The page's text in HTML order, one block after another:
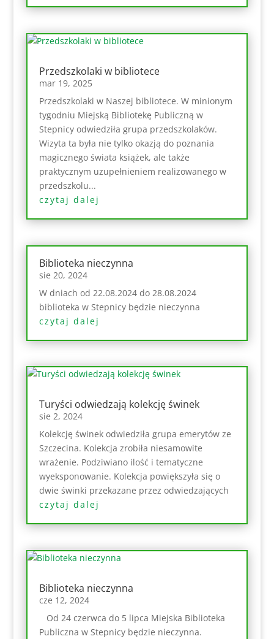
Przedszkolaki w bibliotece
mar 19, 2025
Przedszkolaki w Naszej bibliotece. W minionym
tygodniu Miejską Bibliotekę Publiczną w
Stepnicy odwiedziła grupa przedszkolaków.
Wizyta ta była nie tylko okazją do poznania
magicznego świata książek, ale także
praktycznym uzupełnieniem realizowanego w
przedszkolu...
czytaj dalej
Biblioteka nieczynna
sie 20, 2024
W dniach od 22.08.2024 do 28.08.2024
biblioteka w Stepnicy będzie nieczynna
czytaj dalej
Turyści odwiedzają kolekcję świnek
sie 2, 2024
Kolekcję świnek odwiedziła grupa emerytów ze
Szczecina. Kolekcja zrobiła niesamowite
wrażenie. Podziwiano ilość i tematyczne
wyeksponowanie. Kolekcja powiększyła się o
dwie świnki przekazane przez odwiedzających
czytaj dalej
Biblioteka nieczynna
cze 12, 2024
Od 24 czerwca do 5 lipca Miejska Biblioteka
Publiczna w Stepnicy będzie nieczynna.